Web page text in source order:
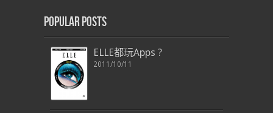
Popular Posts
ELLE都玩Apps ?
2011/10/11